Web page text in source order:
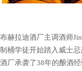
布赫拉迪酒厂主调酒师
制桶学徒开始踏入威士
酒厂承袭了38年的酿酒